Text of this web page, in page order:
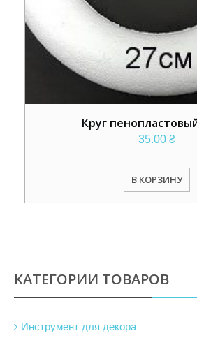
Круг
35.00 ₴
В КОРЗИНУ
КАТЕГОРИИ ТОВАРОВ
Инструмент для декора